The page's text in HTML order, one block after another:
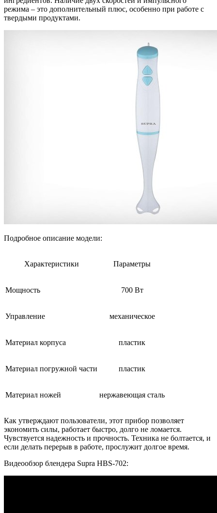
режима – это дополнительный плюс, особенно при работе с
твердыми продуктами.
Подробное описание модели:
Характеристики Параметры
Мощность 700 Вт
Управление механическое
Материал корпуса пластик
Материал погружной части пластик
Материал ножей нержавеющая сталь
Как утверждают пользователи, этот прибор позволяет
экономить силы, работает быстро, долго не ломается.
Чувствуется надежность и прочность. Техника не болтается, и
если делать перерыв в работе, прослужит долгое время.
Видеообзор блендера Supra HBS-702: